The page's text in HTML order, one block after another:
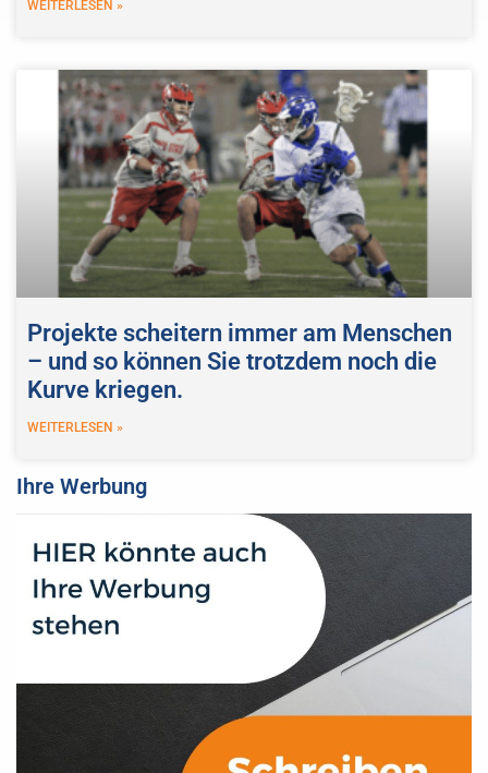
WEITERLESEN »
Projekte scheitern immer am Menschen
– und so können Sie trotzdem noch die
Kurve kriegen.
WEITERLESEN »
Ihre Werbung